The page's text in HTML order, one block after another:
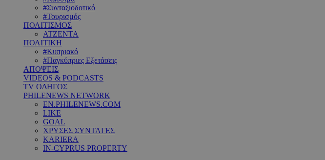
#Συνταξιοδοτικό
#Τουρισμός
ΠΟΛΙΤΙΣΜΟΣ
ΑΤΖΕΝΤΑ
ΠΟΛΙΤΙΚΗ
#Κυπριακό
#Παγκύπριες Εξετάσεις
ΑΠΟΨΕΙΣ
VIDEOS & PODCASTS
TV ΟΔΗΓΟΣ
PHILENEWS NETWORK
EN.PHILENEWS.COM
LIKE
GOAL
ΧΡΥΣΕΣ ΣΥΝΤΑΓΕΣ
KARIERA
IN-CYPRUS PROPERTY